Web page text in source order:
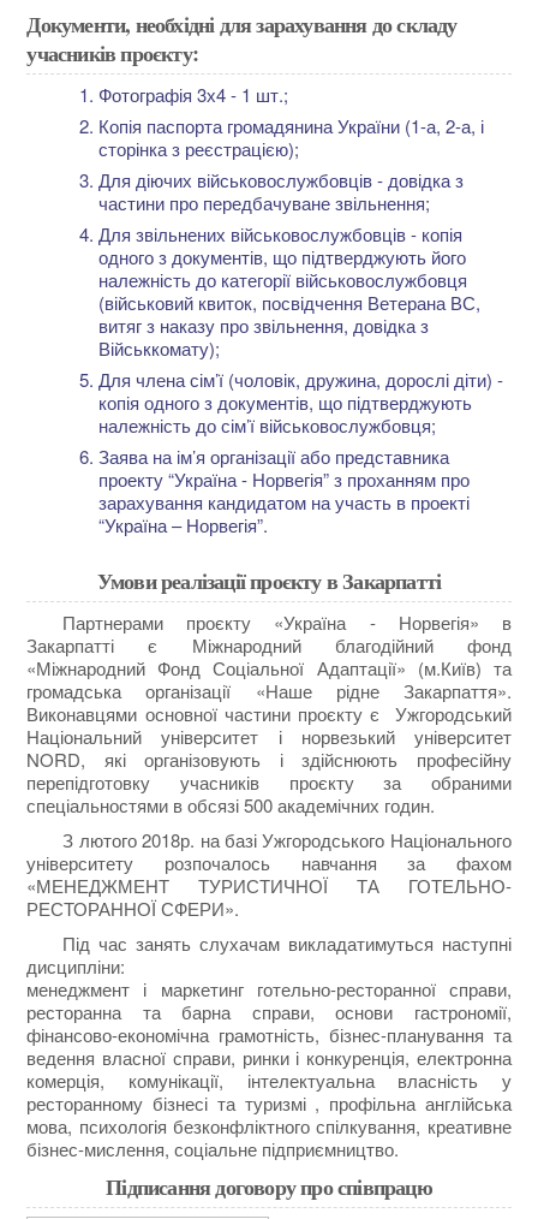
Документи, необхідні для зарахування до складу
учасників проєкту:
Фотографія 3х4 - 1 шт.;
Копія паспорта громадянина України (1-а, 2-а, і
сторінка з реєстрацією);
Для діючих військовослужбовців - довідка з
частини про передбачуване звільнення;
Для звільнених військовослужбовців - копія
одного з документів, що підтверджують його
належність до категорії військовослужбовця
(військовий квиток, посвідчення Ветерана ВС,
витяг з наказу про звільнення, довідка з
Військкомату);
Для члена сім’ї (чоловік, дружина, дорослі діти) -
копія одного з документів, що підтверджують
належність до сім’ї військовослужбовця;
Заява на ім’я організації або представника
проекту “Україна - Норвегія” з проханням про
зарахування кандидатом на участь в проекті
“Україна – Норвегія”.
Умови реалізації проєкту в Закарпатті
Партнерами проєкту «Україна - Норвегія» в
Закарпатті є Міжнародний благодійний фонд
«Міжнародний Фонд Соціальної Адаптації» (м.Київ) та
громадська організації «Наше рідне Закарпаття».
Виконавцями основної частини проєкту є Ужгородський
Національний університет і норвезький університет
NORD, які організовують і здійснюють професійну
перепідготовку учасників проєкту за обраними
спеціальностями в обсязі 500 академічних годин.
З лютого 2018р. на базі Ужгородського Національного
університету розпочалось навчання за фахом
«МЕНЕДЖМЕНТ ТУРИСТИЧНОЇ ТА ГОТЕЛЬНО-
РЕСТОРАННОЇ СФЕРИ».
Під час занять слухачам викладатимуться наступні
дисципліни:
менеджмент і маркетинг готельно-ресторанної справи,
ресторанна та барна справи, основи гастрономії,
фінансово-економічна грамотність, бізнес-планування та
ведення власної справи, ринки і конкуренція, електронна
комерція, комунікації, інтелектуальна власність у
ресторанному бізнесі та туризмі , профільна англійська
мова, психологія безконфліктного спілкування, креативне
бізнес-мислення, соціальне підприємництво.
Підписання договору про співпрацю